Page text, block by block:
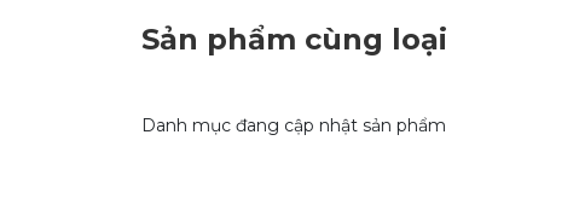
Sản phẩm cùng loại
Danh mục đang cập nhật sản phẩm